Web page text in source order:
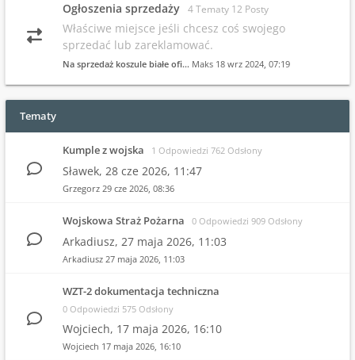
Ogłoszenia sprzedaży 4 Tematy 12 Posty
Właściwe miejsce jeśli chcesz coś swojego
sprzedać lub zareklamować.
Na sprzedaż koszule białe ofi… Maks 18 wrz 2024, 07:19
Tematy
Kumple z wojska 1 Odpowiedzi 762 Odsłony
Sławek, 28 cze 2026, 11:47
Grzegorz 29 cze 2026, 08:36
Wojskowa Straż Pożarna 0 Odpowiedzi 909 Odsłony
Arkadiusz, 27 maja 2026, 11:03
Arkadiusz 27 maja 2026, 11:03
WZT-2 dokumentacja techniczna
0 Odpowiedzi 575 Odsłony
Wojciech, 17 maja 2026, 16:10
Wojciech 17 maja 2026, 16:10